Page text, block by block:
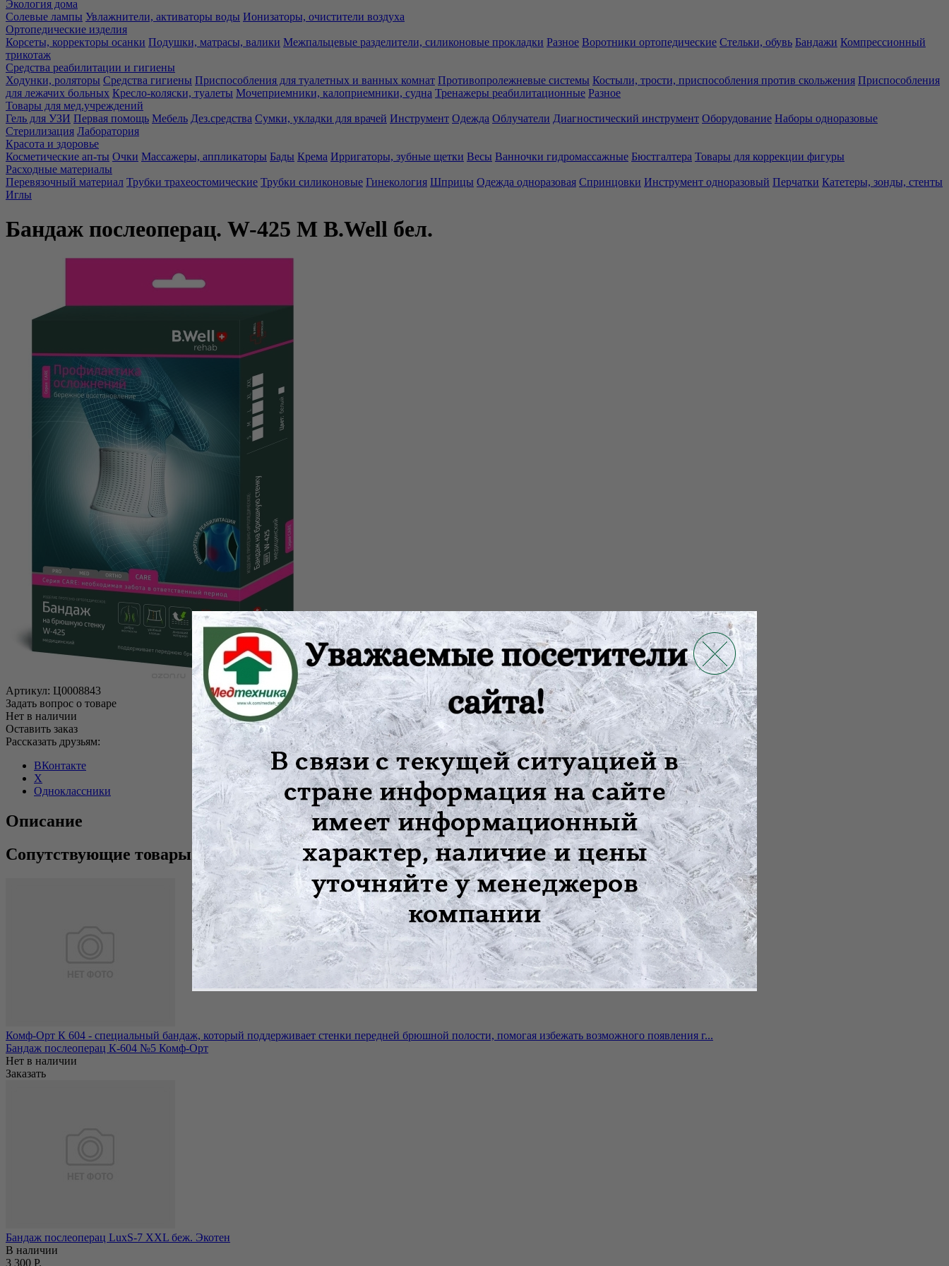
Экология дома
Солевые лампы Увлажнители, активаторы воды Ионизаторы, очистители воздуха
Ортопедические изделия
Корсеты, корректоры осанки Подушки, матрасы, валики Межпальцевые разделители, силиконовые прокладки Разное Воротники ортопедические Стельки, обувь Бандажи Компрессионный
трикотаж
Средства реабилитации и гигиены
Ходунки, роляторы Средства гигиены Приспособления для туалетных и ванных комнат Противопролежневые системы Костыли, трости, приспособления против скольжения Приспособления
для лежачих больных Кресло-коляски, туалеты Мочеприемники, калоприемники, судна Тренажеры реабилитационные Разное
Товары для мед.учреждений
Гель для УЗИ Первая помощь Мебель Дез.средства Сумки, укладки для врачей Инструмент Одежда Облучатели Диагностический инструмент Оборудование Наборы одноразовые
Стерилизация Лаборатория
Красота и здоровье
Косметические ап-ты Очки Массажеры, аппликаторы Бады Крема Ирригаторы, зубные щетки Весы Ванночки гидромассажные Бюстгалтера Товары для коррекции фигуры
Расходные материалы
Перевязочный материал Трубки трахеостомические Трубки силиконовые Гинекология Шприцы Одежда одноразовая Спринцовки Инструмент одноразовый Перчатки Катетеры, зонды, стенты
Иглы
Бандаж послеоперац. W-425 М B.Well бел.
Артикул: Ц0008843
Задать вопрос о товаре
Нет в наличии
Оставить заказ
Рассказать друзьям:
ВКонтакте
X
Одноклассники
Описание
Сопутствующие товары
Комф-Орт К 604 - специальный бандаж, который поддерживает стенки передней брюшной полости, помогая избежать возможного появления г...
Бандаж послеоперац К-604 №5 Комф-Орт
Нет в наличии
Заказать
Бандаж послеоперац LuxS-7 ХХL беж. Экотен
В наличии
3 300 Р.